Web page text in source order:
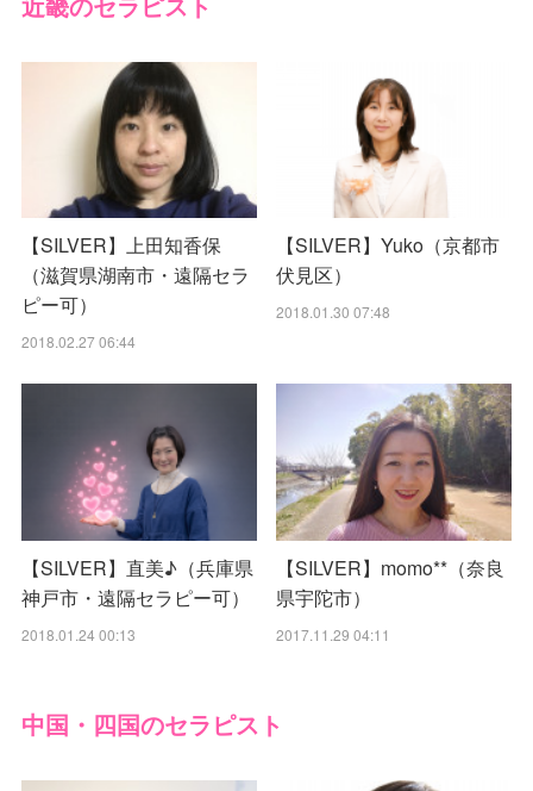
近畿のセラピスト
【SILVER】上田知香保
（滋賀県湖南市・遠隔セラ
ピー可）
2018.02.27 06:44
【SILVER】Yuko（京都市
伏見区）
2018.01.30 07:48
【SILVER】直美♪（兵庫県
神戸市・遠隔セラピー可）
2018.01.24 00:13
【SILVER】momo**（奈良
県宇陀市）
2017.11.29 04:11
中国・四国のセラピスト